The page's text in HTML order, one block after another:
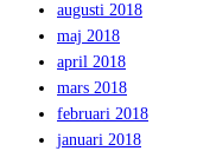
augusti 2018
maj 2018
april 2018
mars 2018
februari 2018
januari 2018